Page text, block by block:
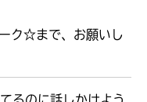
ク☆まで、お願いし